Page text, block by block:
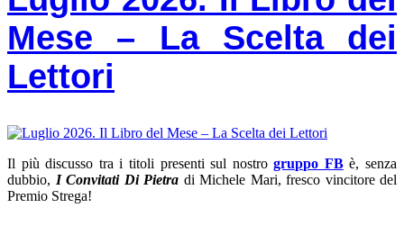
Mese – La Scelta dei
Lettori
Il più discusso tra i titoli presenti sul nostrogruppo FBè, senza
dubbio, I Convitati Di Pietra di Michele Mari, fresco vincitore del
Premio Strega!